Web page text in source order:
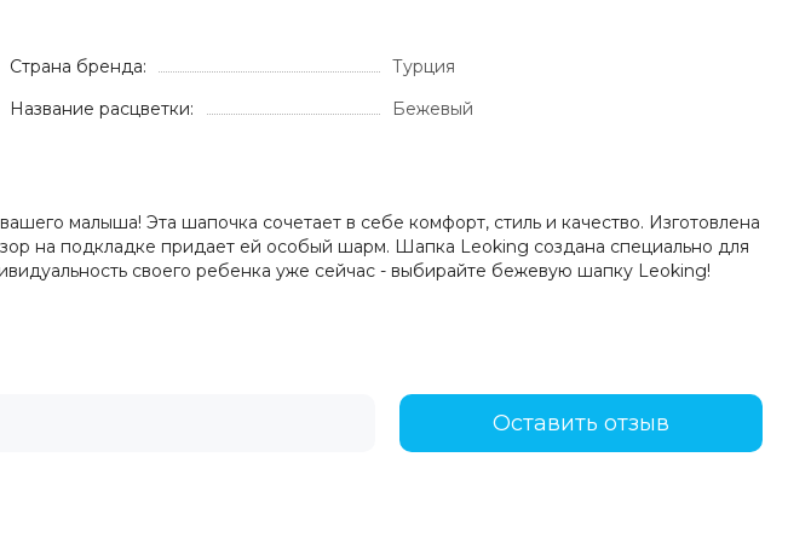
Страна бренда:
Турция
Название расцветки:
Бежевый
малыша! Эта шапочка сочетает в себе комфорт, стиль и качество. Изготовлена
на подкладке придает ей особый шарм. Шапка Leoking создана специально для
своего ребенка уже сейчас - выбирайте бежевую шапку Leoking!
Оставить отзыв